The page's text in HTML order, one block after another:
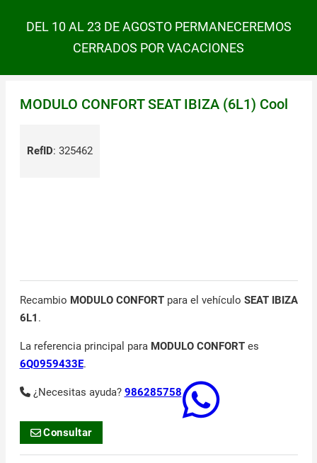
DEL 10 AL 23 DE AGOSTO PERMANECEREMOS
CERRADOS POR VACACIONES
MODULO CONFORT SEAT IBIZA (6L1) Cool
RefID: 325462
Recambio MODULO CONFORTpara el vehículo SEAT IBIZA
6L1 .
La referencia principal para MODULO CONFORTes
6Q0959433E.
¿Necesitas ayuda? 986285758
Consultar